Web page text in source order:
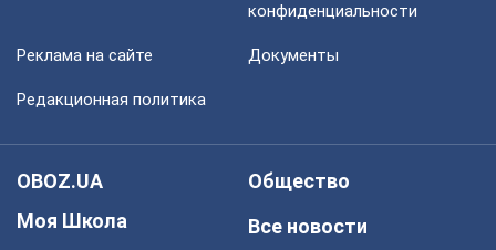
конфиденциальности
Реклама на сайте Документы
Редакционная политика
OBOZ.UA
Моя Школа
Общество
Все новости